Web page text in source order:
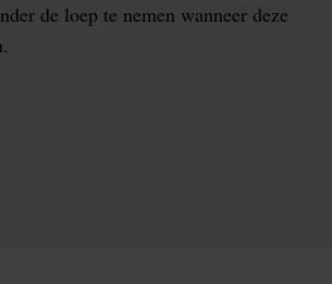
de loep te nemen wanneer deze